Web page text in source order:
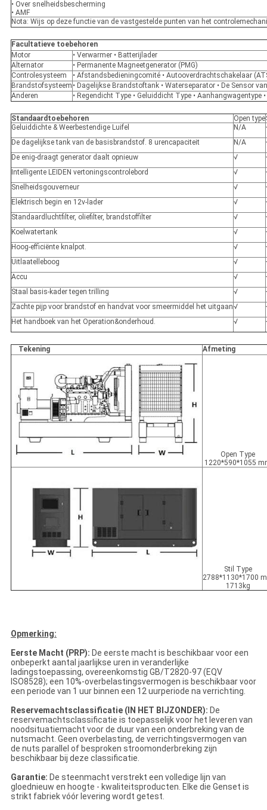
• Over snelheidsbescherming
• AMF
Nota: Wijs op deze functie van de vastgestelde punten van het
Facultatieve toebehoren
Motor
• Verwarmer • Batterijlader
Alternator
• Permanente Magneetgenerator (PMG)
Controlesysteem
• Afstandsbedieningcomité • Autooverdrachtschakelaar
Brandstofsysteem • Dagelijkse Brandstoftank • Waterseparator • De Sensor
Anderen
• Regendicht Type • Geluiddicht Type • Aanhangwagentype
Standaardtoebehoren Open type
Geluiddichte & Weerbestendige Luifel
N/A
De dagelijkse tank van de basisbrandstof. 8 urencapaciteit
N/A
De enig-draagt generator daalt opnieuw
√
Intelligente LEIDEN vertoningscontrolebord
√
Snelheidsgouverneur
√
Elektrisch begin en 12v-lader
√
Standaardluchtfilter, oliefilter, brandstoffilter
√
Koelwatertank
√
Hoog-efficiënte knalpot.
√
Uitlaatelleboog
√
Accu
√
Staal basis-kader tegen trilling
√
Zachte pijp voor brandstof en handvat voor smeermiddel het uitgaan√
Het handboek van het Operation&onderhoud.
√
Tekening Afmeting
Open Type
1220*590*1055
Stil Type
2788*1130*1700
1713kg
Opmerking:
Eerste Macht (PRP): De eerste macht is beschikbaar voor een
onbeperkt aantal jaarlijkse uren in veranderlijke
ladingstoepassing, overeenkomstig GB/T2820-97 (EQV
ISO8528); een 10%-overbelastingsvermogen is beschikbaar voor
een periode van 1 uur binnen een 12 uurperiode na verrichting.
Reservemachtsclassificatie (IN HET BIJZONDER): De
reservemachtsclassificatie is toepasselijk voor het leveren van
noodsituatiemacht voor de duur van een onderbreking van de
nutsmacht. Geen overbelasting, de verrichtingsvermogen van
de nuts parallel of besproken stroomonderbreking zijn
beschikbaar bij deze classificatie.
Garantie: De steenmacht verstrekt een volledige lijn van
gloednieuw en hoogte - kwaliteitsproducten. Elke die Genset is
strikt fabriek vóór levering wordt getest.